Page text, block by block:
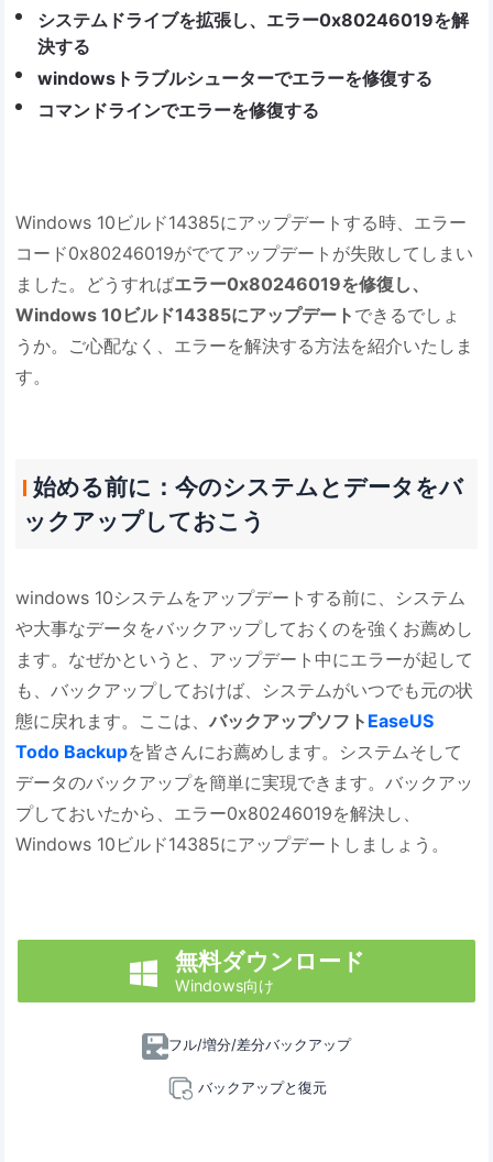
システムドライブを拡張し、エラー0x80246019を解
決する
windowsトラブルシューターでエラーを修復する
コマンドラインでエラーを修復する
Windows 10ビルド14385にアップデートする時、エラー
コード0x80246019がでてアップデートが失敗してしまい
ました。どうすればエラー0x80246019を修復し、
Windows 10ビルド14385にアップデート できるでしょ
うか。ご心配なく、エラーを解決する方法を紹介いたしま
す。
始める前に：今のシステムとデータをバ
ックアップしておこう
windows 10システムをアップデートする前に、システム
や大事なデータをバックアップしておくのを強くお薦めし
ます。なぜかというと、アップデート中にエラーが起して
も、バックアップしておけば、システムがいつでも元の状
態に戻れます。ここは、バックアップソフト EaseUS
Todo Backupを皆さんにお薦めします。システムそして
データのバックアップを簡単に実現できます。バックアッ
プしておいたから、エラー0x80246019を解決し、
Windows 10ビルド14385にアップデートしましょう。
 無料ダウンロード
Windows向け
フル/増分/差分バックアップ
バックアップと復元